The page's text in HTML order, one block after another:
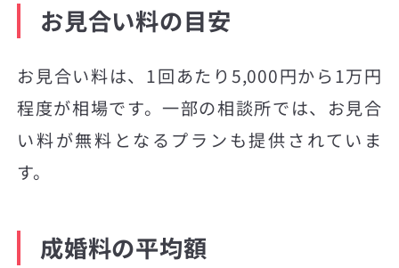
お見合い料の目安
お見合い料は、1回あたり5,000円から1万円
程度が相場です。一部の相談所では、お見合
い料が無料となるプランも提供されていま
す。
成婚料の平均額